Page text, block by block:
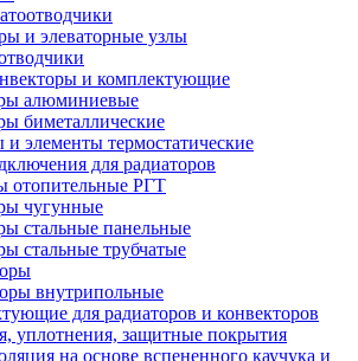
и элеваторные узлы
и комплектующие
алюминиевые
биметаллические
элементы термостатические
для радиаторов
отопительные РГТ
чугунные
стальные панельные
стальные трубчатые
внутрипольные
для радиаторов и конвекторов
уплотнения, защитные покрытия
на основе вспененного каучука и